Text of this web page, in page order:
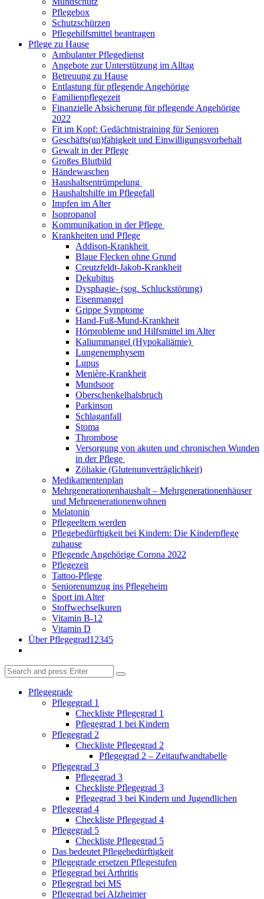
Pflegebox
Schutzschürzen
Pflegehilfsmittel beantragen
Pflege zu Hause
Ambulanter Pflegedienst
Angebote zur Unterstützung im Alltag
Betreuung zu Hause
Entlastung für pflegende Angehörige
Familienpflegezeit
Finanzielle Absicherung für pflegende Angehörige
2022
Fit im Kopf: Gedächtnistraining für Senioren
Geschäfts(un)fähigkeit und Einwilligungsvorbehalt
Gewalt in der Pflege
Großes Blutbild
Händewaschen
Haushaltsentrümpelung
Haushaltshilfe im Pflegefall
Impfen im Alter
Isopropanol
Kommunikation in der Pflege
Krankheiten und Pflege
Addison-Krankheit
Blaue Flecken ohne Grund
Creutzfeldt-Jakob-Krankheit
Dekubitus
Dysphagie- (sog. Schluckstörung)
Eisenmangel
Grippe Symptome
Hand-Fuß-Mund-Krankheit
Hörprobleme und Hilfsmittel im Alter
Kaliummangel (Hypokaliämie)
Lungenemphysem
Lupus
Menière-Krankheit
Mundsoor
Oberschenkelhalsbruch
Parkinson
Schlaganfall
Stoma
Thrombose
Versorgung von akuten und chronischen Wunden
in der Pflege
Zöliakie (Glutenunverträglichkeit)
Medikamentenplan
Mehrgenerationenhaushalt – Mehrgenerationenhäuser
und Mehrgenerationenwohnen
Melatonin
Pflegeeltern werden
Pflegebedürftigkeit bei Kindern: Die Kinderpflege
zuhause
Pflegende Angehörige Corona 2022
Pflegezeit
Tattoo-Pflege
Seniorenumzug ins Pflegeheim
Sport im Alter
Stoffwechselkuren
Vitamin B-12
Vitamin D
Über Pflegegrad12345
Search
for:
Search
Pflegegrade
Pflegegrad 1
Checkliste Pflegegrad 1
Pflegegrad 1 bei Kindern
Pflegegrad 2
Checkliste Pflegegrad 2
Pflegegrad 2 – Zeitaufwandtabelle
Pflegegrad 3
Pflegegrad 3
Checkliste Pflegegrad 3
Pflegegrad 3 bei Kindern und Jugendlichen
Pflegegrad 4
Checkliste Pflegegrad 4
Pflegegrad 5
Checkliste Pflegegrad 5
Das bedeutet Pflegebedürftigkeit
Pflegegrade ersetzen Pflegestufen
Pflegegrad bei Arthritis
Pflegegrad bei MS
Pflegegrad bei Alzheimer